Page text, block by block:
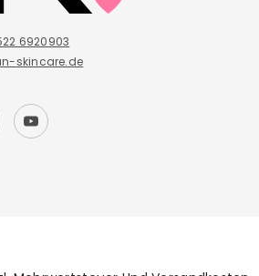
6920903
skincare.de